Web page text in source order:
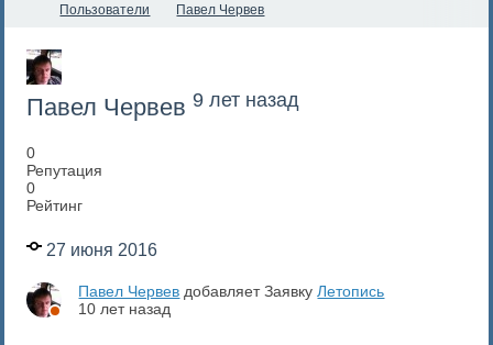
Пользователи Павел Червев
Павел Червев 9 лет назад
0
Репутация
0
Рейтинг
27 июня 2016
Павел Червев добавляет ЗаявкуЛетопись
10 лет назад